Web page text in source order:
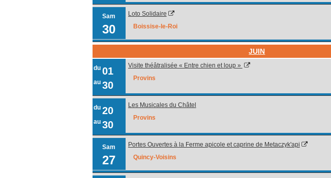
Sam
30
Loto Solidaire
Boissise-le-Roi
JUIN
du 01
au 30
Visite théâtralisée « Entre chien et loup »
Provins
du 20
au 30
Les Musicales du Châtel
Provins
Sam
27
Portes Ouvertes à la Ferme apicole et caprine de Metaczyk'api
Quincy-Voisins